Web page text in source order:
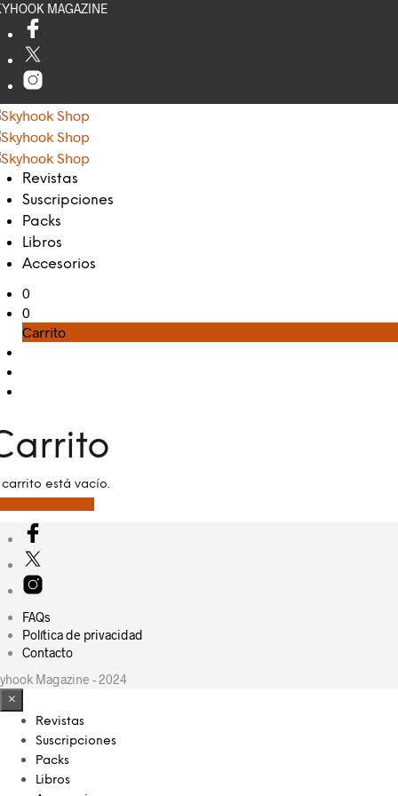
MAGAZINE
Revistas
Suscripciones
Packs
Libros
Accesorios
0
0
Carrito
carrito está vacío.
FAQs
Política de privacidad
Contacto
Magazine - 2024
×
Revistas
Suscripciones
Packs
Libros